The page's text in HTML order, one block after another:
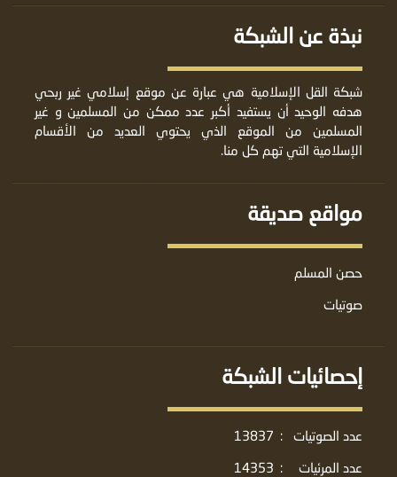
نبذة عن الشبكة
شبكة القل الإسلامية هي عبارة عن موقع إسلامي غير ربحي
هدفه الوحيد أن يستفيد أكبر عدد ممكن من المسلمين و غير
المسلمين من الموقع الذي يحتوي العديد من الأقسام
الإسلامية التي تهم كل منا.
مواقع صديقة
حصن المسلم
صوتيات
إحصائيات الشبكة
عدد الصوتيات :
13837
عدد المرئيات
:
14353